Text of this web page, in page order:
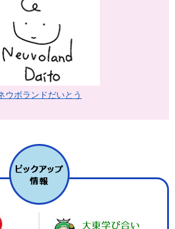
ウボランドだいとう